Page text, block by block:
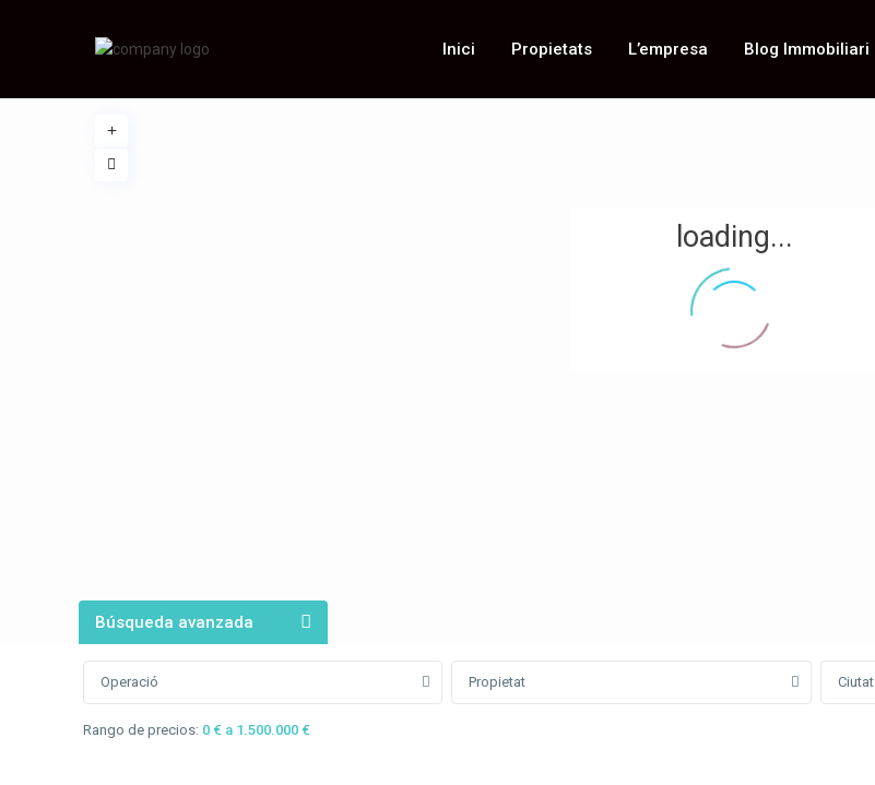
Inici Propietats L’empresa Blog Immobiliari
loading...
Búsqueda avanzada
Operació Propietat Ciutat
Rango de precios: 0 € a 1.500.000 €